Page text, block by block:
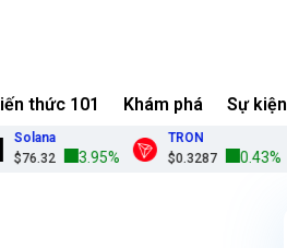
thức 101 Khám phá Sự kiện
3.95%
TRON
$0.3287
0.43%